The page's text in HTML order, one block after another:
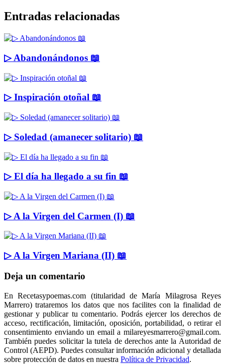
Entradas relacionadas
▷ Abandonándonos 📖
▷ Inspiración otoñal 📖
▷ Soledad (amanecer solitario) 📖
▷ El día ha llegado a su fin 📖
▷ A la Virgen del Carmen (I) 📖
▷ A la Virgen Mariana (II) 📖
Deja un comentario
En Recetasypoemas.com (titularidad de María Milagrosa Reyes
Marrero) trataremos los datos que nos facilites con la finalidad de
gestionar y publicar tu comentario. Podrás ejercer los derechos de
acceso, rectificación, limitación, oposición, portabilidad, o retirar el
consentimiento enviando un email a milareyesmarrero@gmail.com.
También puedes solicitar la tutela de derechos ante la Autoridad de
Control (AEPD). Puedes consultar información adicional y detallada
sobre protección de datos en nuestra Política de Privacidad.